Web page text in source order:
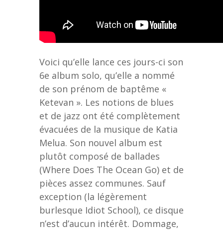
Voici qu’elle lance ces jours-ci son
6e album solo, qu’elle a nommé
de son prénom de baptême «
Ketevan ». Les notions de blues
et de jazz ont été complètement
évacuées de la musique de Katia
Melua. Son nouvel album est
plutôt composé de ballades
(Where Does The Ocean Go) et de
pièces assez communes. Sauf
exception (la légèrement
burlesque Idiot School), ce disque
n’est d’aucun intérêt. Dommage,